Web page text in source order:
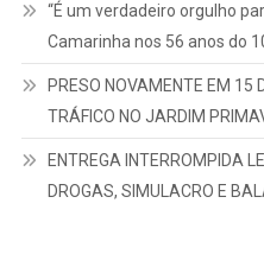
“É um verdadeiro orgulho
Camarinha nos 56 anos do
PRESO NOVAMENTE EM 15
TRÁFICO NO JARDIM
ENTREGA INTERROMPIDA
DROGAS, SIMULACRO E